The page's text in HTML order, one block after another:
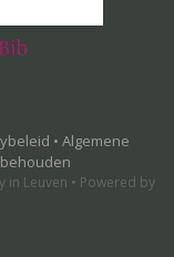
• Algemene
in Leuven • Powered by